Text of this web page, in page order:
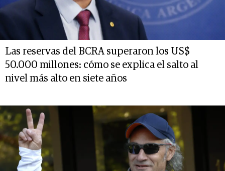
Las reservas del BCRA superaron los US$
50.000 millones: cómo se explica el salto al
nivel más alto en siete años